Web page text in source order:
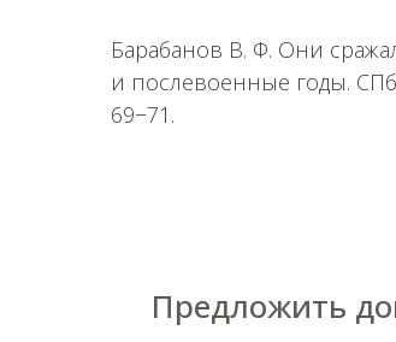
Барабанов В. Ф. Они
и послевоенные годы.
69−71.
Предложить